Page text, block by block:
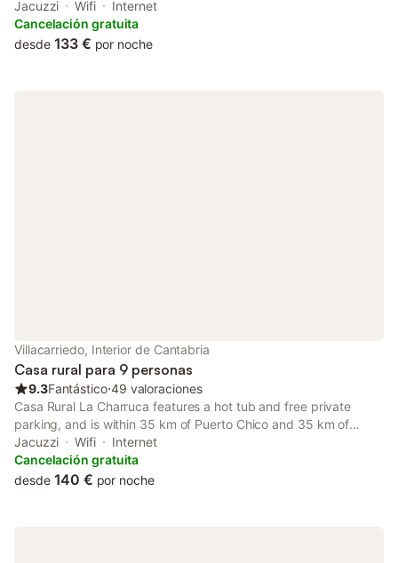
Pámanes, 24 km from Puerto Chico and 24 km from Santander
Port. The accommodation features a spa bath and a hot tub.
Jacuzzi Wifi
Internet
Cancelación gratuita
desde 133 € por noche
Villacarriedo, Interior de Cantabria
Casa rural para 9 personas
9.3Fantástico⋅49 valoraciones
Casa Rural La Charruca features a hot tub and free private
parking, and is within 35 km of Puerto Chico and 35 km of
Santander Port. The accommodation features a spa bath.
Jacuzzi Wifi
Internet
Cancelación gratuita
desde 140 € por noche